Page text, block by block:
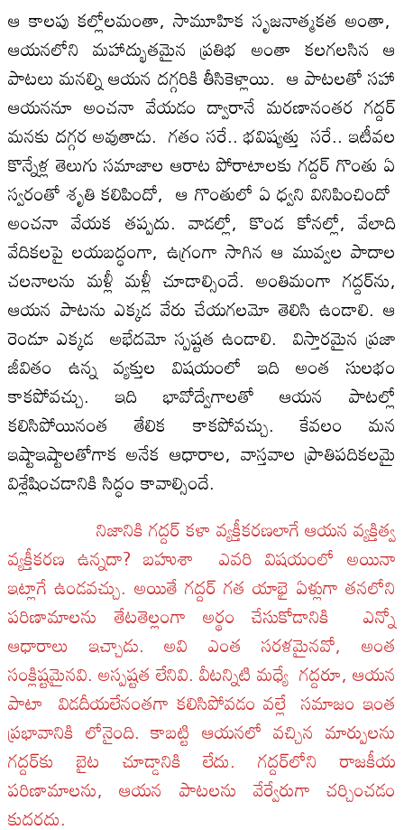
ఆ కాలపు కల్లోలమంతా, సామూహిక సృజనాత్మకత అంతా,
ఆయనలోని మహాద్భుతమైన ప్రతిభ అంతా కలగలసిన ఆ
పాటలు మనల్ని ఆయన దగ్గరికి తీసికెళ్లాయి. ఆ పాటలతో సహా
ఆయననూ అంచనా వేయడం ద్వారానే మరణానంతర గద్దర్‌
మనకు దగ్గర అవుతాడు. గతం సరే.. భవిష్యత్తు సరే.. ఇటీవల
కొన్నేళ్ల తెలుగు సమాజాల ఆరాట పోరాటాలకు గద్దర్‌ గొంతు ఏ
స్వరంతో శృతి కలిపిందో, ఆ గొంతులో ఏ ధ్వని వినిపించిందో
అంచనా వేయక తప్పదు. వాడల్లో, కొండ కోనల్లో, వేలాది
వేదికలపై లయబద్ధంగా, ఉగ్రంగా సాగిన ఆ మువ్వల పాదాల
చలనాలను మళ్లీ మళ్లీ చూడాల్సిందే. అంతిమంగా గద్దర్‌ను,
ఆయన పాటను ఎక్కడ వేరు చేయగలమో తెలిసి ఉండాలి. ఆ
రెండూ ఎక్కడ అభేదమో స్పష్టత ఉండాలి. విస్తారమైన ప్రజా
జీవితం ఉన్న వ్యక్తుల విషయంలో ఇది అంత సులభం
కాకపోవచ్చు. ఇది భావోద్వేగాలతో ఆయన పాటల్లో
కలిసిపోయినంత తేలిక కాకపోవచ్చు. కేవలం మన
ఇష్టాఇష్టాలతోగాక అనేక ఆధారాల, వాస్తవాల ప్రాతిపదికలమై
విశ్లేషించడానికి సిద్ధం కావాల్సిందే.
నిజానికి గద్దర్‌ కళా వ్యక్తీకరణలాగే ఆయన వ్యక్తిత్వ
వ్యక్తీకరణ ఉన్నదా? బహుశా ఎవరి విషయంలో అయినా
ఇట్లాగే ఉండవచ్చు. అయితే గద్దర్‌ గత యాభై ఏళ్లుగా తనలోని
పరిణామాలను తేటతెల్లంగా అర్థం చేసుకోడానికి ఎన్నో
ఆధారాలు ఇచ్చాడు. అవి ఎంత సరళమైనవో, అంత
సంక్లిష్టమైనవి. అస్పష్టత లేనివి. వీటన్నిటి మధ్యే గద్దరూ, ఆయన
పాటా విడదీయలేనంతగా కలిసిపోవడం వల్లే సమాజం ఇంత
ప్రభావానికి లోనైంది. కాబట్టి ఆయనలో వచ్చిన మార్పులను
గద్దర్‌కు బైట చూడ్డానికి లేదు. గద్దర్‌లోని రాజకీయ
పరిణామాలను, ఆయన పాటలను వేర్వేరుగా చర్చించడం
కుదరదు.